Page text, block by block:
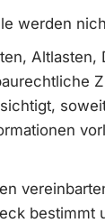
werden
Altlasten,
bestimmt